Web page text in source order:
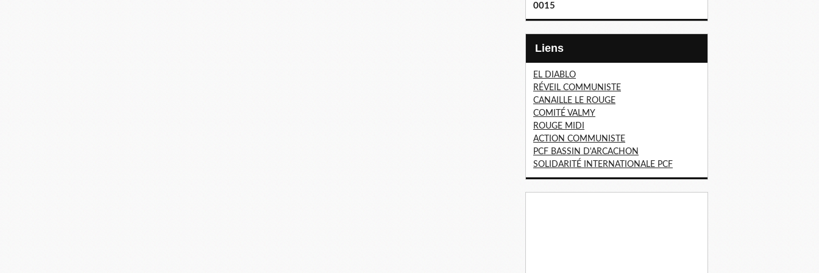
0015
Liens
EL DIABLO
RÉVEIL COMMUNISTE
CANAILLE LE ROUGE
COMITÉ VALMY
ROUGE MIDI
ACTION COMMUNISTE
PCF BASSIN D'ARCACHON
SOLIDARITÉ INTERNATIONALE PCF